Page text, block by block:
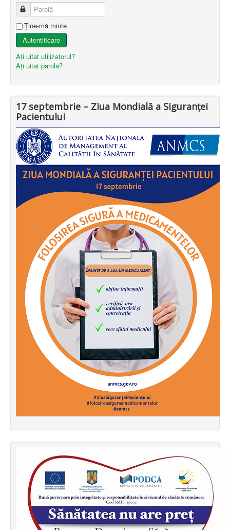
Parolă
Ţine-mă minte
Autentificare
Aţi uitat utilizatorul?
Aţi uitat parola?
17 septembrie – Ziua Mondială a Siguranței
Pacientului